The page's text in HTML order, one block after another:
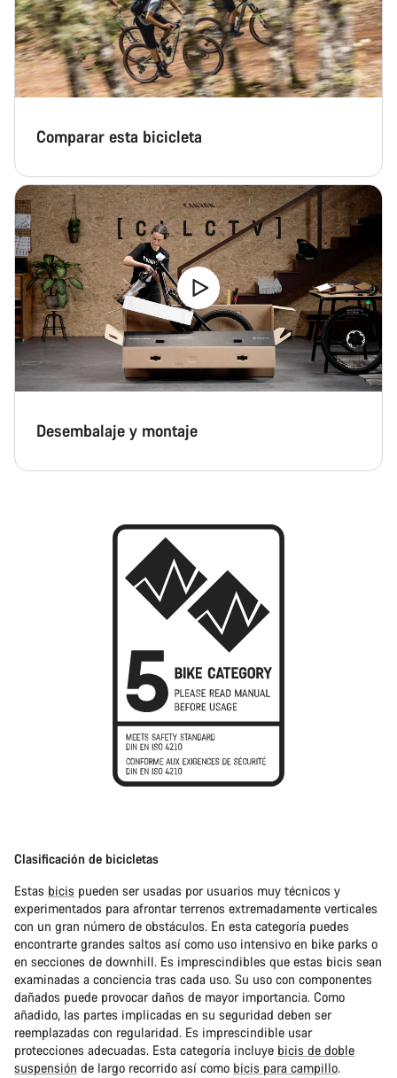
Comparar esta bicicleta
Desembalaje y montaje
Clasificación de bicicletas
Estas bicis pueden ser usadas por usuarios muy técnicos y
experimentados para afrontar terrenos extremadamente verticales
con un gran número de obstáculos. En esta categoría puedes
encontrarte grandes saltos así como uso intensivo en bike parks o
en secciones de downhill. Es imprescindibles que estas bicis sean
examinadas a conciencia tras cada uso. Su uso con componentes
dañados puede provocar daños de mayor importancia. Como
añadido, las partes implicadas en su seguridad deben ser
reemplazadas con regularidad. Es imprescindible usar
protecciones adecuadas. Esta categoría incluye bicis de doble
suspensión de largo recorrido así como bicis para campillo.